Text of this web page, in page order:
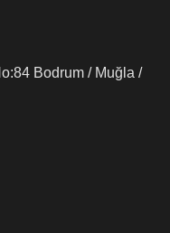
Bodrum / Muğla /